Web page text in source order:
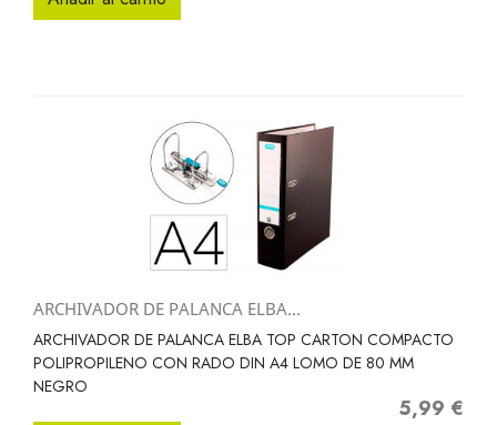
ARCHIVADOR DE PALANCA ELBA...
ARCHIVADOR DE PALANCA ELBA TOP CARTON COMPACTO
POLIPROPILENO CON RADO DIN A4 LOMO DE 80 MM
NEGRO
Precio
5,99 €